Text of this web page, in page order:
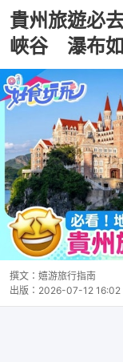
貴州旅遊必
峽谷 瀑布
撰文： 嬉游旅行指南
出版： 2026-07-12 16:02